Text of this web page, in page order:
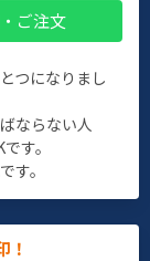
ご注文
つになりまし
ならない人
す。
す。
！